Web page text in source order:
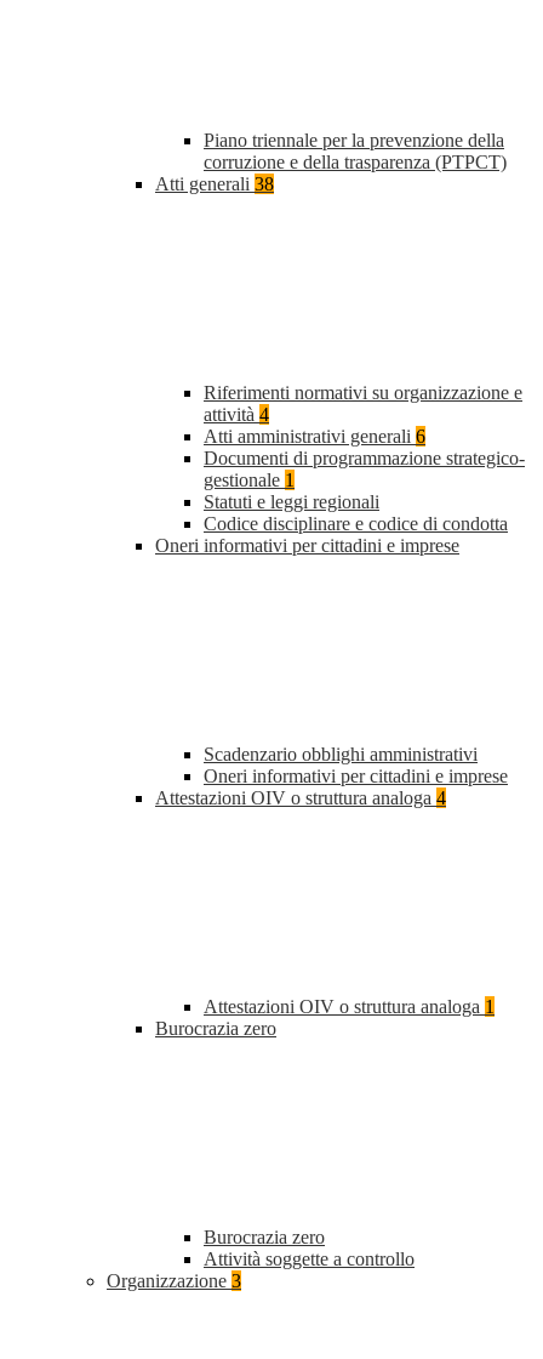
Piano triennale per la prevenzione della
corruzione e della trasparenza (PTPCT)
Atti generali 38
Riferimenti normativi su organizzazione e
attività 4
Atti amministrativi generali 6
Documenti di programmazione strategico-
gestionale 1
Statuti e leggi regionali
Codice disciplinare e codice di condotta
Oneri informativi per cittadini e imprese
Scadenzario obblighi amministrativi
Oneri informativi per cittadini e imprese
Attestazioni OIV o struttura analoga 4
Attestazioni OIV o struttura analoga 1
Burocrazia zero
Burocrazia zero
Attività soggette a controllo
Organizzazione 3